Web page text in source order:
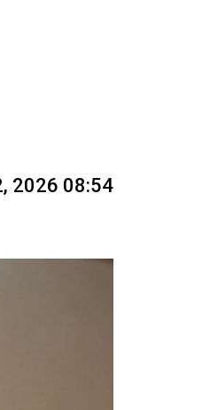
2026 08:54